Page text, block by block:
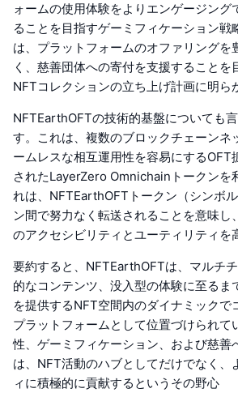
ォームの使用体験をよりエンゲージング
ることを目指すゲーミフィケーション戦
は、プラットフォームのオファリングを
く、慈善団体への寄付を支援することを
NFTコレクションの立ち上げ計画に明ら
NFTEarthOFTの技術的基盤についても
す。これは、複数のブロックチェーンネ
ームレスな相互運用性を容易にするOFT
されたLayerZero Omnichainトークンを
れは、NFTEarthOFTトークン（シンボ
ン間で努力なく転送されることを意味し
のアクセシビリティとユーティリティを
要約すると、NFTEarthOFTは、マルチ
的なコンテンツ、没入型の体験に至るま
を提供するNFT空間内のダイナミックで
プラットフォームとして位置づけられて
性、ゲーミフィケーション、および慈善
は、NFT活動のハブとしてだけでなく、
ィに積極的に貢献するというその野心